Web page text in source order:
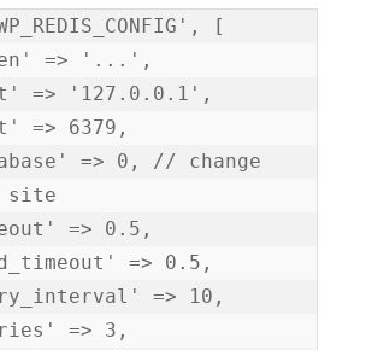
[
=> '...',
=> '127.0.0.1',
=> 6379,
=> 0, // change
site
=> 0.5,
=> 0.5,
=> 10,
=> 3,